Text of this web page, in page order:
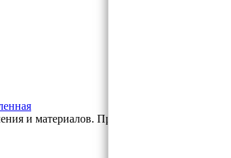
и материалов. Профессиональная остастка.